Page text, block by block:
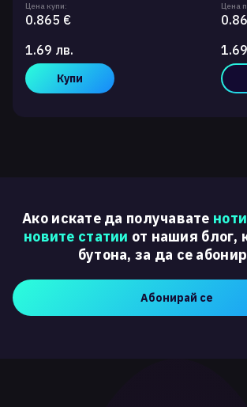
Цена купи:
0.865 €
1.69 лв.
Купи
Цена
Ако искате да получавате
новите статии от нашия блог,
бутона, за да се
Абонирай се